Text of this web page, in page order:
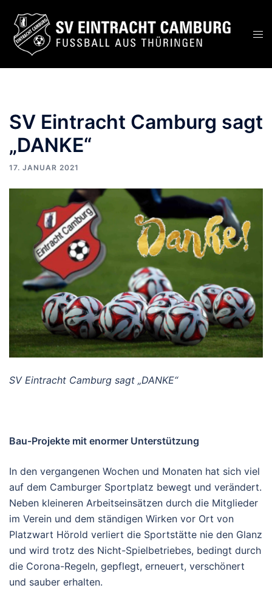
Inhalt
springen
SV Eintracht Camburg sagt
„DANKE“
17. JANUAR 2021
SV Eintracht Camburg sagt „DANKE“
Bau-Projekte mit enormer Unterstützung
In den vergangenen Wochen und Monaten hat sich viel
auf dem Camburger Sportplatz bewegt und verändert.
Neben kleineren Arbeitseinsätzen durch die Mitglieder
im Verein und dem ständigen Wirken vor Ort von
Platzwart Hörold verliert die Sportstätte nie den Glanz
und wird trotz des Nicht-Spielbetriebes, bedingt durch
die Corona-Regeln, gepflegt, erneuert, verschönert
und sauber erhalten.